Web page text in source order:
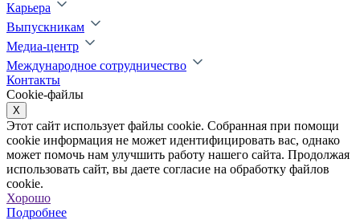
Карьера
Выпускникам
Медиа-центр
Международное сотрудничество
Контакты
Cookie-файлы
X
Этот сайт использует файлы cookie. Собранная при помощи
cookie информация не может идентифицировать вас, однако
может помочь нам улучшить работу нашего сайта. Продолжая
использовать сайт, вы даете согласие на обработку файлов
cookie.
Хорошо
Подробнее